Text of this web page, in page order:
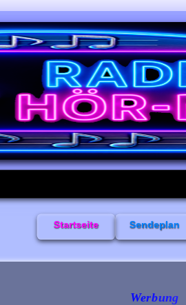
Startseite Sendeplan
Werbung